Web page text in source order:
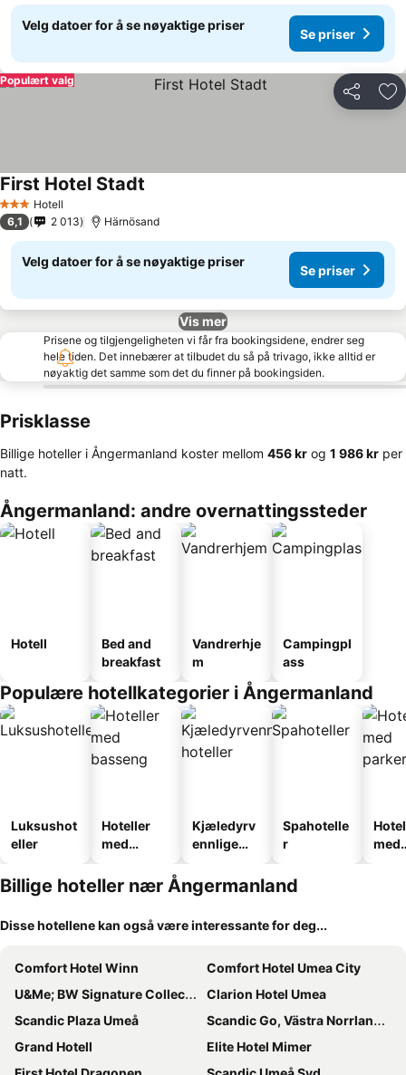
Velg datoer for å se nøyaktige priser
Se priser
Del
Populært valg
3 StjernerHotell
First Hotel Stadt
6,1 2 013 Härnösand
Velg datoer for å se nøyaktige priser
Se priser
Vis mer
Prisene og tilgjengeligheten vi får fra bookingsidene, endrer seg
hele tiden. Det innebærer at tilbudet du så på trivago, ikke alltid er
nøyaktig det samme som det du finner på bookingsiden.
Prisklasse
Billige hoteller i Ångermanland koster mellom ‎456 kr og ‎1 986 kr per
natt.
Ångermanland: andre overnattingssteder
Hotell
Bed and
breakfast
Vandrerhje
m
Campingpl
ass
Populære hotellkategorier i Ångermanland
Luksushot
eller
Hoteller
med
Kjæledyrv
ennlige
Spahotelle
r
med
Billige hoteller nær Ångermanland
Disse hotellene kan også være interessante for deg...
Comfort Hotel Winn
Comfort Hotel Umea City
U&Me; BW Signature Collection
Clarion Hotel Umea
Scandic Plaza Umeå
Scandic Go, Västra Norrlandsgatan 13
Grand Hotell
Elite Hotel Mimer